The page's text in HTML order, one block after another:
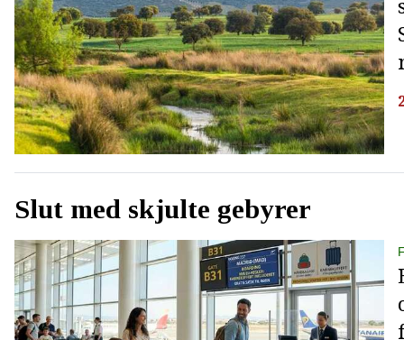
Slut med skjulte gebyrer